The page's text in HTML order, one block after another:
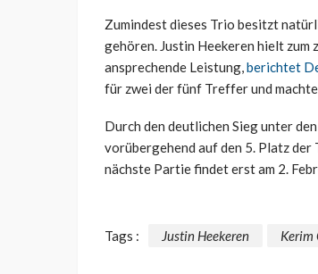
Zumindest dieses Trio besitzt
gehören. Justin Heekeren hielt zum
ansprechende Leistung,berichtet
für zwei der fünf Treffer und
Durch den deutlichen Sieg unter
vorübergehend auf den 5. Platz
nächste Partie findet erst am 2.
Tags : Justin Heekeren Kerim